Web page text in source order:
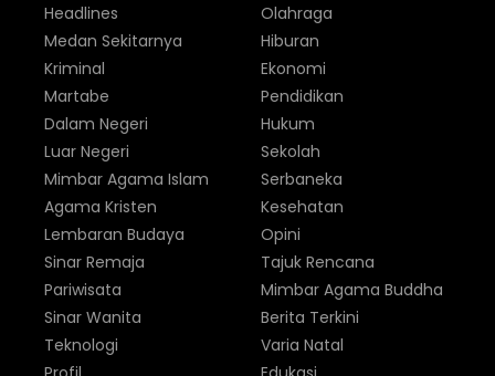
Headlines
Medan Sekitarnya
Kriminal
Martabe
Dalam Negeri
Luar Negeri
Olahraga
Hiburan
Ekonomi
Pendidikan
Hukum
Sekolah
Mimbar Agama Islam
Agama Kristen
Lembaran Budaya
Sinar Remaja
Pariwisata
Sinar Wanita
Serbaneka
Kesehatan
Opini
Tajuk Rencana
Mimbar Agama Buddha
Berita Terkini
Teknologi
Varia Natal